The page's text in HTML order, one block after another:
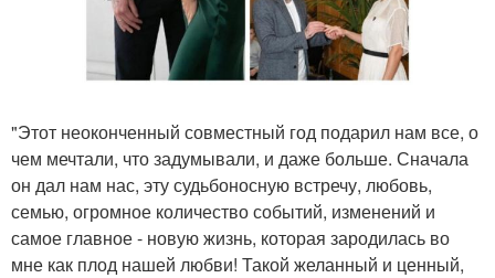
"Этот неоконченный совместный год подарил нам все, о
чем мечтали, что задумывали, и даже больше. Сначала
он дал нам нас, эту судьбоносную встречу, любовь,
семью, огромное количество событий, изменений и
самое главное - новую жизнь, которая зародилась во
мне как плод нашей любви! Такой желанный и ценный,